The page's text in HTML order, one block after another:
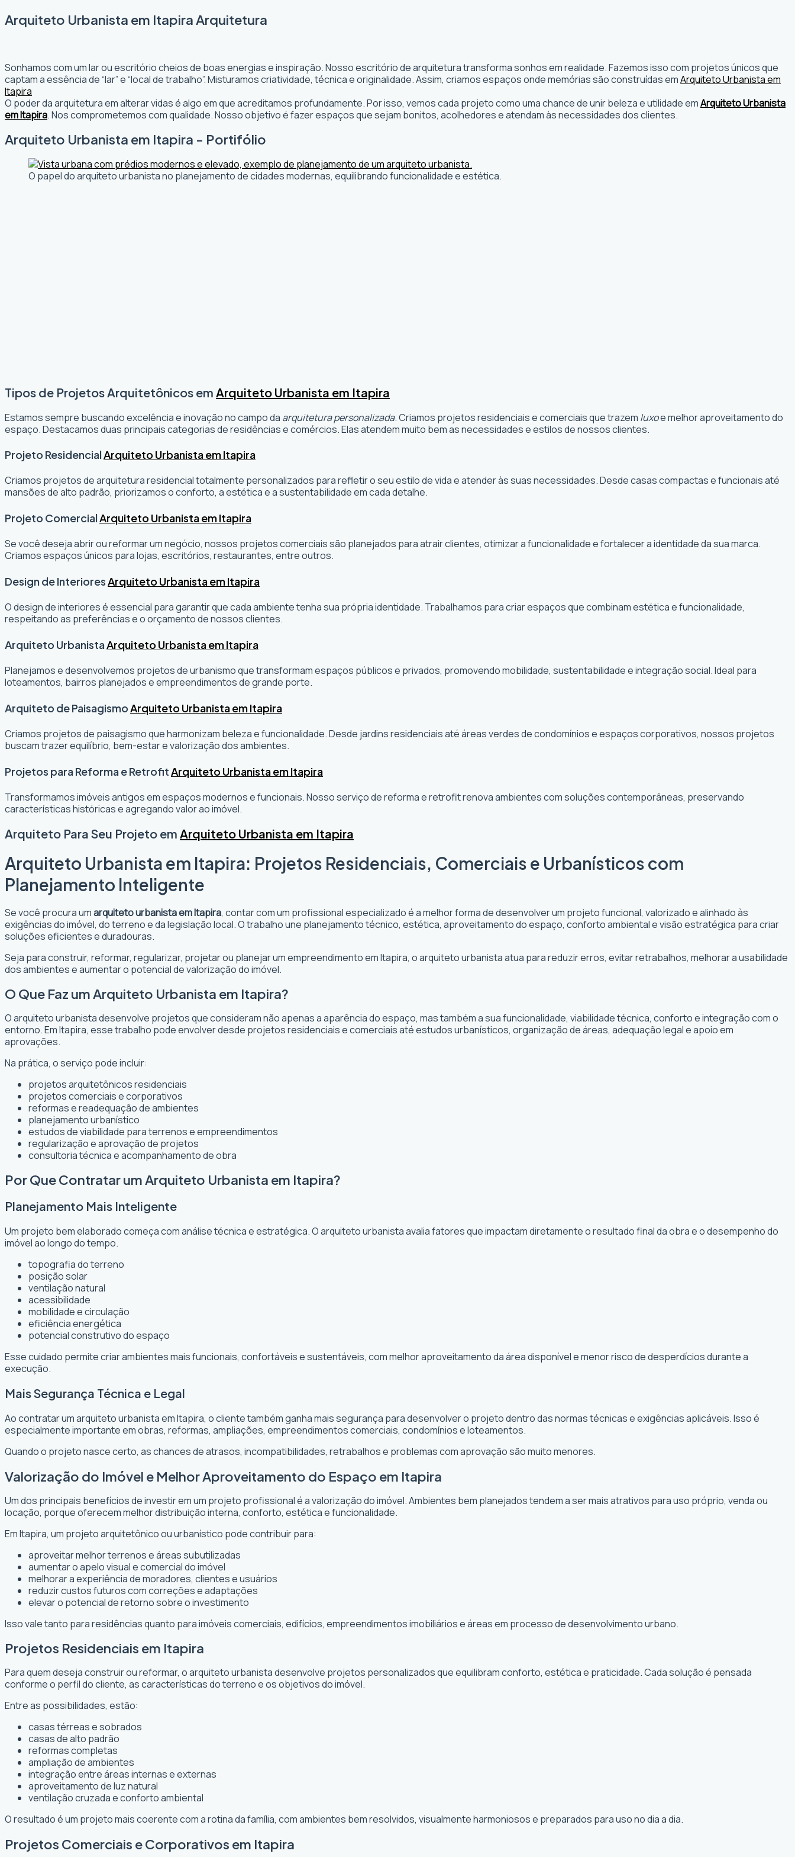
Arquiteto Urbanista em Itapira Arquitetura
Sonhamos com um lar ou escritório cheios de boas energias e inspiração. Nosso escritório de arquitetura transforma sonhos em realidade. Fazemos isso com projetos únicos que
captam a essência de “lar” e “local de trabalho”. Misturamos criatividade, técnica e originalidade. Assim, criamos espaços onde memórias são construídas emArquiteto Urbanista em
Itapira
O poder da arquitetura em alterar vidas é algo em que acreditamos profundamente. Por isso, vemos cada projeto como uma chance de unir beleza e utilidade emArquiteto Urbanista
em Itapira. Nos comprometemos com qualidade. Nosso objetivo é fazer espaços que sejam bonitos, acolhedores e atendam às necessidades dos clientes.
Arquiteto Urbanista em Itapira - Portifólio
O papel do arquiteto urbanista no planejamento de cidades modernas, equilibrando funcionalidade e estética.
Tipos de Projetos Arquitetônicos em Arquiteto Urbanista em Itapira
Estamos sempre buscando excelência e inovação no campo da arquitetura personalizada. Criamos projetos residenciais e comerciais que trazem luxoe melhor aproveitamento do
espaço. Destacamos duas principais categorias de residências e comércios. Elas atendem muito bem as necessidades e estilos de nossos clientes.
Projeto ResidencialArquiteto Urbanista em Itapira
Criamos projetos de arquitetura residencial totalmente personalizados para refletir o seu estilo de vida e atender às suas necessidades. Desde casas compactas e funcionais até
mansões de alto padrão, priorizamos o conforto, a estética e a sustentabilidade em cada detalhe.
Projeto ComercialArquiteto Urbanista em Itapira
Se você deseja abrir ou reformar um negócio, nossos projetos comerciais são planejados para atrair clientes, otimizar a funcionalidade e fortalecer a identidade da sua marca.
Criamos espaços únicos para lojas, escritórios, restaurantes, entre outros.
Design de InterioresArquiteto Urbanista em Itapira
O design de interiores é essencial para garantir que cada ambiente tenha sua própria identidade. Trabalhamos para criar espaços que combinam estética e funcionalidade,
respeitando as preferências e o orçamento de nossos clientes.
Arquiteto UrbanistaArquiteto Urbanista em Itapira
Planejamos e desenvolvemos projetos de urbanismo que transformam espaços públicos e privados, promovendo mobilidade, sustentabilidade e integração social. Ideal para
loteamentos, bairros planejados e empreendimentos de grande porte.
Arquiteto de PaisagismoArquiteto Urbanista em Itapira
Criamos projetos de paisagismo que harmonizam beleza e funcionalidade. Desde jardins residenciais até áreas verdes de condomínios e espaços corporativos, nossos projetos
buscam trazer equilíbrio, bem-estar e valorização dos ambientes.
Projetos para Reforma e RetrofitArquiteto Urbanista em Itapira
Transformamos imóveis antigos em espaços modernos e funcionais. Nosso serviço de reforma e retrofit renova ambientes com soluções contemporâneas, preservando
características históricas e agregando valor ao imóvel.
Arquiteto Para Seu Projeto em Arquiteto Urbanista em Itapira
Arquiteto Urbanista em Itapira: Projetos Residenciais, Comerciais e Urbanísticos com
Planejamento Inteligente
Se você procura umarquiteto urbanista em Itapira, contar com um profissional especializado é a melhor forma de desenvolver um projeto funcional, valorizado e alinhado às
exigências do imóvel, do terreno e da legislação local. O trabalho une planejamento técnico, estética, aproveitamento do espaço, conforto ambiental e visão estratégica para criar
soluções eficientes e duradouras.
Seja para construir, reformar, regularizar, projetar ou planejar um empreendimento em Itapira, o arquiteto urbanista atua para reduzir erros, evitar retrabalhos, melhorar a usabilidade
dos ambientes e aumentar o potencial de valorização do imóvel.
O Que Faz um Arquiteto Urbanista em Itapira?
O arquiteto urbanista desenvolve projetos que consideram não apenas a aparência do espaço, mas também a sua funcionalidade, viabilidade técnica, conforto e integração com o
entorno. Em Itapira, esse trabalho pode envolver desde projetos residenciais e comerciais até estudos urbanísticos, organização de áreas, adequação legal e apoio em
aprovações.
Na prática, o serviço pode incluir:
projetos arquitetônicos residenciais
projetos comerciais e corporativos
reformas e readequação de ambientes
planejamento urbanístico
estudos de viabilidade para terrenos e empreendimentos
regularização e aprovação de projetos
consultoria técnica e acompanhamento de obra
Por Que Contratar um Arquiteto Urbanista em Itapira?
Planejamento Mais Inteligente
Um projeto bem elaborado começa com análise técnica e estratégica. O arquiteto urbanista avalia fatores que impactam diretamente o resultado final da obra e o desempenho do
imóvel ao longo do tempo.
topografia do terreno
posição solar
ventilação natural
acessibilidade
mobilidade e circulação
eficiência energética
potencial construtivo do espaço
Esse cuidado permite criar ambientes mais funcionais, confortáveis e sustentáveis, com melhor aproveitamento da área disponível e menor risco de desperdícios durante a
execução.
Mais Segurança Técnica e Legal
Ao contratar um arquiteto urbanista em Itapira, o cliente também ganha mais segurança para desenvolver o projeto dentro das normas técnicas e exigências aplicáveis. Isso é
especialmente importante em obras, reformas, ampliações, empreendimentos comerciais, condomínios e loteamentos.
Quando o projeto nasce certo, as chances de atrasos, incompatibilidades, retrabalhos e problemas com aprovação são muito menores.
Valorização do Imóvel e Melhor Aproveitamento do Espaço em Itapira
Um dos principais benefícios de investir em um projeto profissional é a valorização do imóvel. Ambientes bem planejados tendem a ser mais atrativos para uso próprio, venda ou
locação, porque oferecem melhor distribuição interna, conforto, estética e funcionalidade.
Em Itapira, um projeto arquitetônico ou urbanístico pode contribuir para:
aproveitar melhor terrenos e áreas subutilizadas
aumentar o apelo visual e comercial do imóvel
melhorar a experiência de moradores, clientes e usuários
reduzir custos futuros com correções e adaptações
elevar o potencial de retorno sobre o investimento
Isso vale tanto para residências quanto para imóveis comerciais, edifícios, empreendimentos imobiliários e áreas em processo de desenvolvimento urbano.
Projetos Residenciais em Itapira
Para quem deseja construir ou reformar, o arquiteto urbanista desenvolve projetos personalizados que equilibram conforto, estética e praticidade. Cada solução é pensada
conforme o perfil do cliente, as características do terreno e os objetivos do imóvel.
Entre as possibilidades, estão:
casas térreas e sobrados
casas de alto padrão
reformas completas
ampliação de ambientes
integração entre áreas internas e externas
aproveitamento de luz natural
ventilação cruzada e conforto ambiental
O resultado é um projeto mais coerente com a rotina da família, com ambientes bem resolvidos, visualmente harmoniosos e preparados para uso no dia a dia.
Projetos Comerciais e Corporativos em Itapira